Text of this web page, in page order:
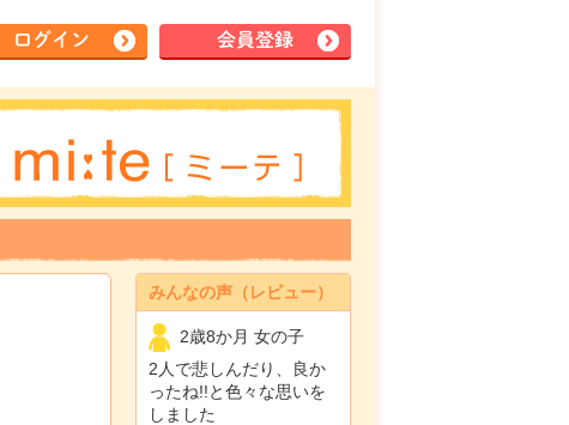
ログイン 会員登録
みんなの声（レビュー）
2歳8か月 女の子
2人で悲しんだり、良か
ったね!!と色々な思いを
しました